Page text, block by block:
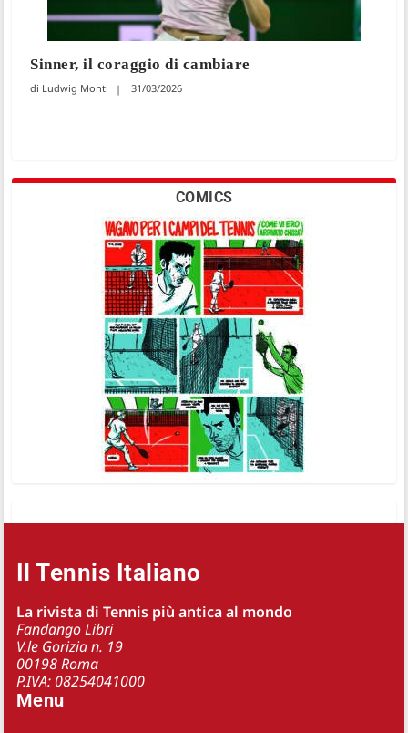
Sinner, il coraggio di cambiare
Ludwig Monti 31/03/2026
COMICS
Il Tennis Italiano
La rivista di Tennis più antica al mondo
Fandango Libri
V.le Gorizia n. 19
00198 Roma
P.IVA: 08254041000
Menu